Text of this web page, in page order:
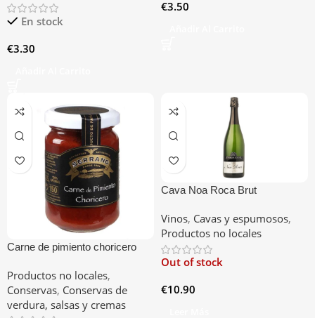
En stock
€3.30
€3.50
Carne de pimiento choricero
Productos no locales,
Conservas, Conservas de
verdura, salsas y cremas
Cava Noa Roca Brut
Vinos, Cavas y espumosos,
Productos no locales
Out of stock
€10.90